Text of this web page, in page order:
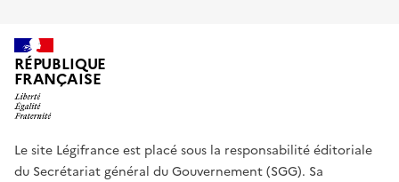
RÉPUBLIQUE
FRANÇAISE
Le site Légifrance est placé sous la responsabilité éditoriale
du Secrétariat général du Gouvernement (SGG). Sa